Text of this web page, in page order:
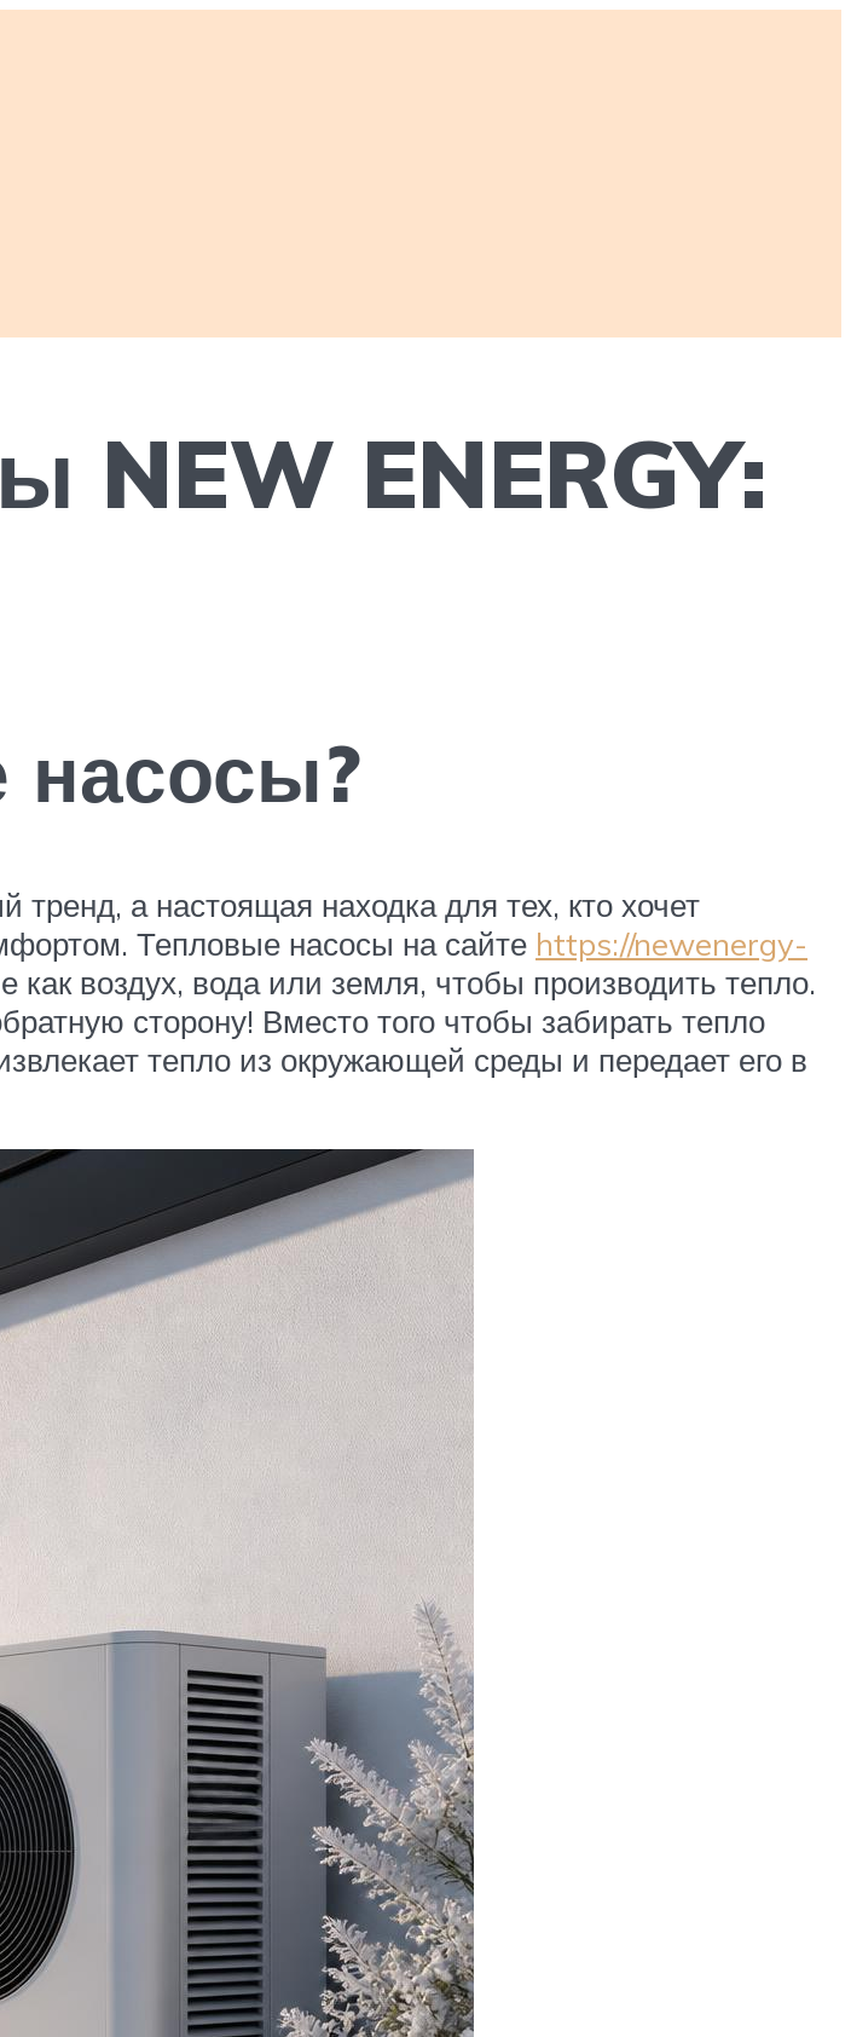
NEW ENERGY:
насосы?
а настоящая находка для тех, кто хочет
Тепловые насосы на сайте https://newenergy-
воздух, вода или земля, чтобы производить тепло.
сторону! Вместо того чтобы забирать тепло
тепло из окружающей среды и передает его в